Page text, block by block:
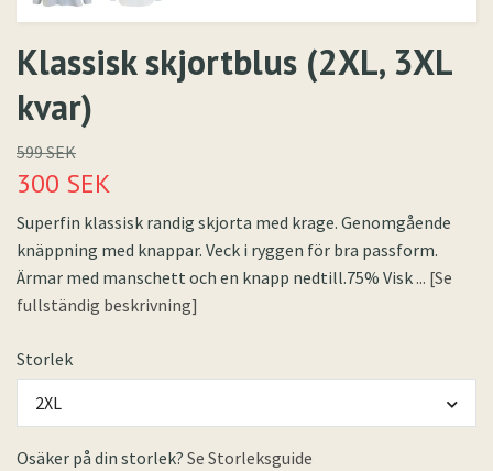
Klassisk skjortblus (2XL, 3XL
kvar)
599 SEK
300 SEK
Superfin klassisk randig skjorta med krage. Genomgående
knäppning med knappar. Veck i ryggen för bra passform.
Ärmar med manschett och en knapp nedtill.75% Visk ... [Se
fullständig beskrivning]
Storlek
2XL
Osäker på din storlek? Se Storleksguide